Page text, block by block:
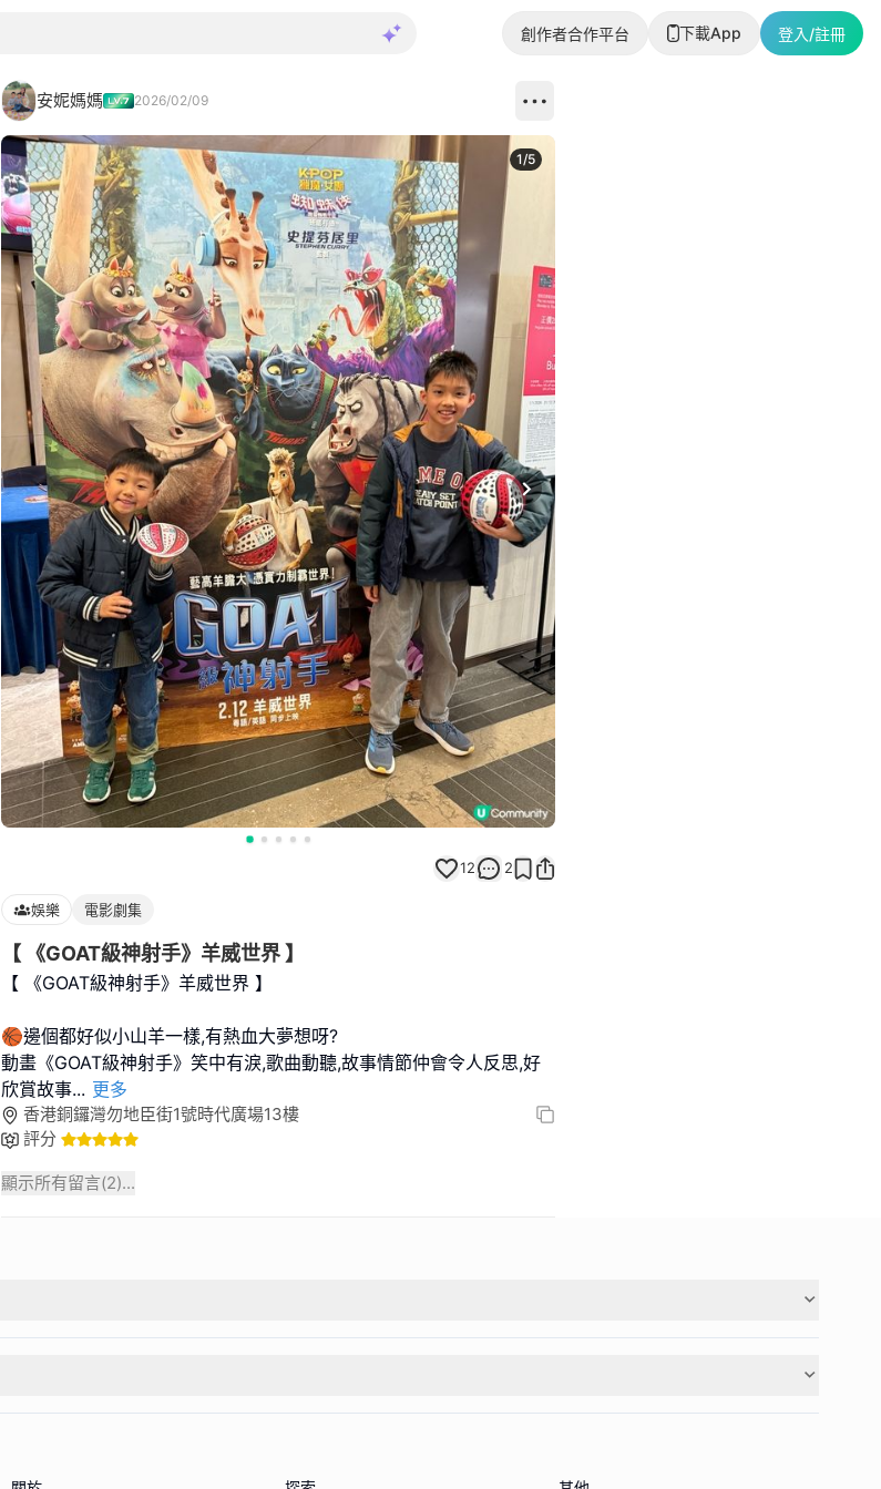
創作者合作平台 下載App 登入/註冊
安妮媽媽 2026/02/09
Next slide
1/5
12 2
娛樂 電影劇集
【 《GOAT級神射手》羊威世界 】
【 《GOAT級神射手》羊威世界 】
🏀邊個都好似小山羊一樣,有熱血大夢想呀?
動畫《GOAT級神射手》笑中有淚,歌曲動聽,故事情節仲會令人反思,好
欣賞故事... 更多
香港銅鑼灣勿地臣街1號時代廣場13樓
評分
顯示所有留言(2)...